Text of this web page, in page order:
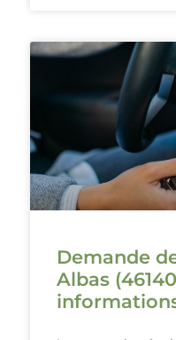
Demande
Albas